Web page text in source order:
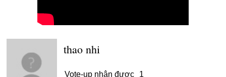
thao nhi
Vote-up nhận được
1